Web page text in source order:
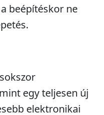
beépítéskor ne
egy teljesen új
elektronikai